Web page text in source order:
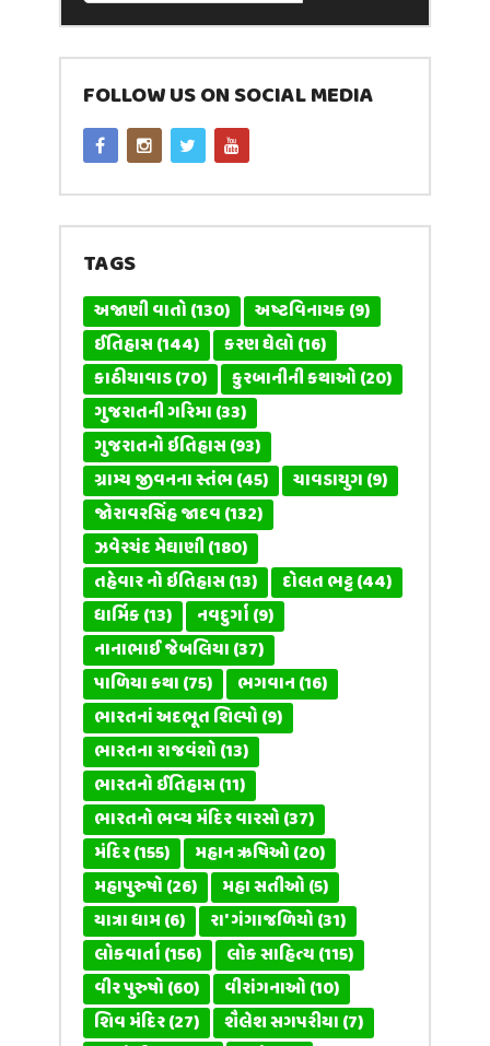
FOLLOW US ON SOCIAL MEDIA
TAGS
અજાણી વાતો(130) અષ્ટવિનાયક(9)
ઈતિહાસ(144) કરણ ઘેલો(16)
કાઠીયાવાડ(70) કુરબાનીની કથાઓ(20)
ગુજરાતની ગરિમા(33)
ગુજરાતનો ઇતિહાસ(93)
ગ્રામ્ય જીવનના સ્તંભ(45) ચાવડાયુગ(9)
જોરાવરસિંહ જાદવ(132)
ઝવેરચંદ મેઘાણી(180)
તહેવાર નો ઇતિહાસ(13) દોલત ભટ્ટ(44)
ધાર્મિક(13) નવદુર્ગા(9)
નાનાભાઈ જેબલિયા(37)
પાળિયા કથા(75) ભગવાન(16)
ભારતનાં અદભૂત શિલ્પો(9)
ભારતના રાજવંશો(13)
ભારતનો ઈતિહાસ(11)
ભારતનો ભવ્ય મંદિર વારસો(37)
મંદિર(155) મહાન ઋષિઓ(20)
મહાપુરુષો(26) મહા સતીઓ(5)
યાત્રા ધામ(6) રા' ગંગાજળિયો(31)
લોકવાર્તા(156) લોક સાહિત્ય(115)
વીર પુરુષો(60) વીરાંગનાઓ(10)
શિવ મંદિર(27) શૈલેશ સગપરીયા(7)